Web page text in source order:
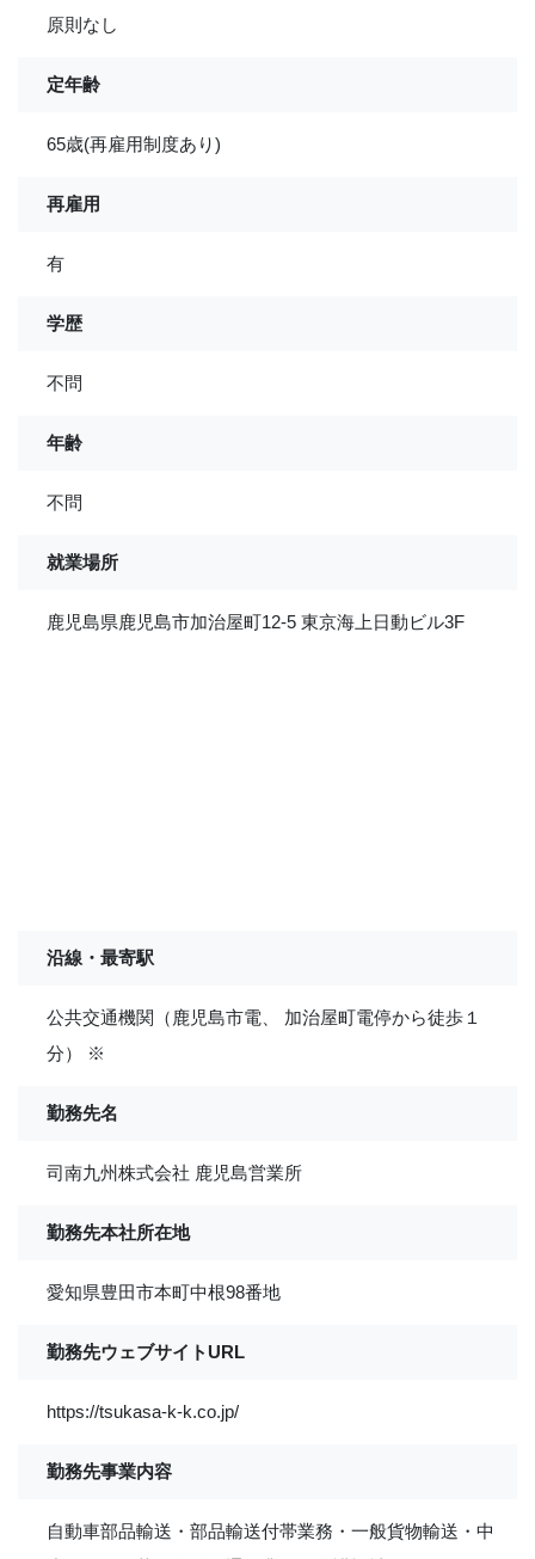
原則なし
定年齢
65歳(再雇用制度あり)
再雇用
有
学歴
不問
年齢
不問
就業場所
鹿児島県鹿児島市加治屋町12-5 東京海上日動ビル3F
沿線・最寄駅
公共交通機関（鹿児島市電、 加治屋町電停から徒歩１
分） ※
勤務先名
司南九州株式会社 鹿児島営業所
勤務先本社所在地
愛知県豊田市本町中根98番地
勤務先ウェブサイトURL
https://tsukasa-k-k.co.jp/
勤務先事業内容
自動車部品輸送・部品輸送付帯業務・一般貨物輸送・中